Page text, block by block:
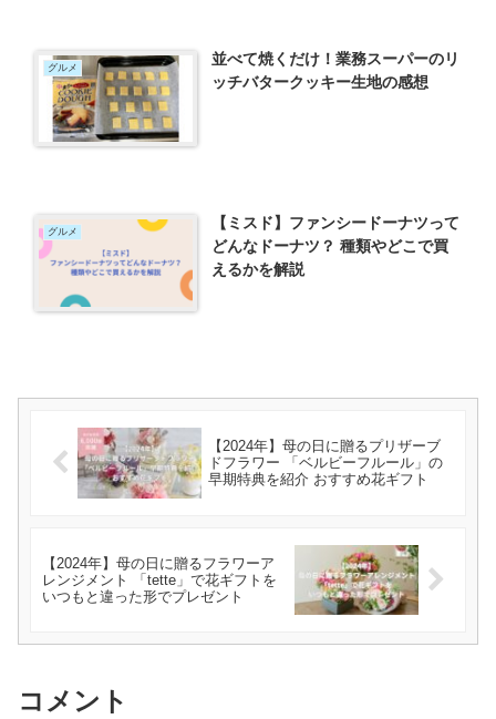
グルメ
並べて焼くだけ！業務スーパーのリ
ッチバタークッキー生地の感想
グルメ
【ミスド】ファンシードーナツって
どんなドーナツ？ 種類やどこで買
えるかを解説
【2024年】母の日に贈るプリザーブ
ドフラワー 「ベルビーフルール」の
早期特典を紹介 おすすめ花ギフト
【2024年】母の日に贈るフラワーア
レンジメント 「tette」で花ギフトを
いつもと違った形でプレゼント
コメント